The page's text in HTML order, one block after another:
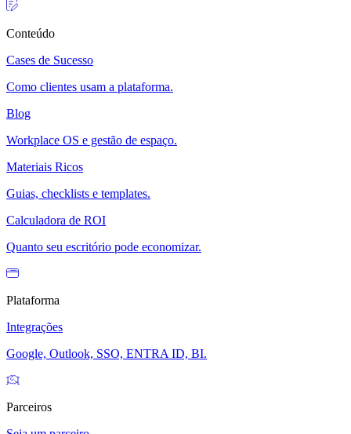
Conteúdo
Cases de Sucesso
Como clientes usam a plataforma.
Blog
Workplace OS e gestão de espaço.
Materiais Ricos
Guias, checklists e templates.
Calculadora de ROI
Quanto seu escritório pode economizar.
Plataforma
Integrações
Google, Outlook, SSO, ENTRA ID, BI.
Parceiros